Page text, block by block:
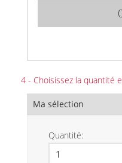
4 - Choisissez la quantité
Ma sélection
Quantité: